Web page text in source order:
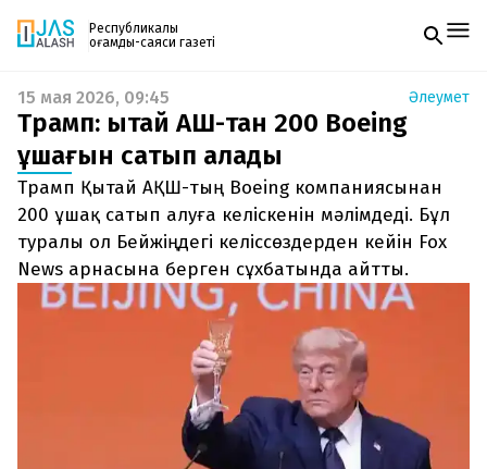
Республикалық
қоғамдық-саяси газеті
Жаңалықтар
Спорт
Live
Руханият
Аймақ
Архив
Заң және тәртіп
Редакциямен байланыс
+7 708 604 51 06
zhasalash100@gmail.com
Газетке жазылу
PDF форматтағы газетті ай сайын электронды
поштаңызға алып отырыңыз. Жаңа нөмір
шыққан сәтте сізге бірден жіберіледі. Тек email
енгізіңіз, біз қалғанын өзіміз жібереміз.
15 мая 2026, 09:45 Әлеумет
Трамп: Қытай АҚШ-тан 200 Boeing
ұшағын сатып алады
Трамп Қытай АҚШ-тың Boeing компаниясынан
200 ұшақ сатып алуға келіскенін мәлімдеді. Бұл
туралы ол Бейжіңдегі келіссөздерден кейін Fox
News арнасына берген сұхбатында айтты.